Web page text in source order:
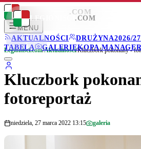
LEGIONISCI .COM
MENU
AKTUALNOŚCI
DRUŻYNA2026/27
TABELA
GALERIEKOPA
LEGIONISCI .COM
Legionisci.com/Aktualności/Kluczbork pokonany -
Kluczbork
fotoreportaż
niedziela, 27 marca 2022 13:15 galeria